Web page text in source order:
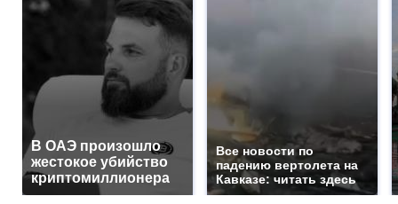
В ОАЭ произошло
жестокое убийство
криптомиллионера
Все новости по
падению вертолета на
Кавказе: читать здесь